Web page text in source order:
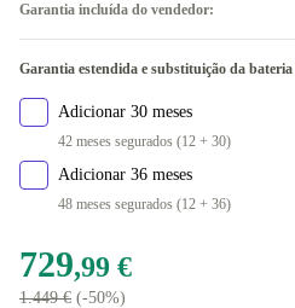
Disponível noutras configurações
Dual-SIM (2 eSIMs)
Garantia incluída do vendedor:
Garantia estendida e substituição da bateria
Adicionar 30 meses
42 meses segurados (12 + 30)
Adicionar 36 meses
48 meses segurados (12 + 36)
729,99 €
1.449 € (-50%)